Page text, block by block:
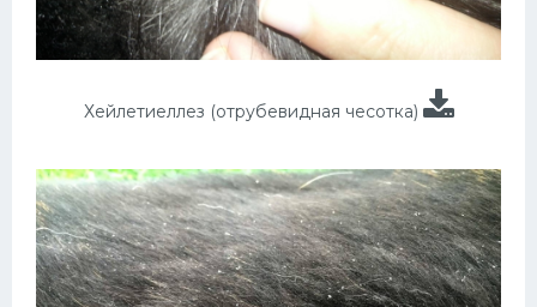
Хейлетиеллез (отрубевидная чесотка)